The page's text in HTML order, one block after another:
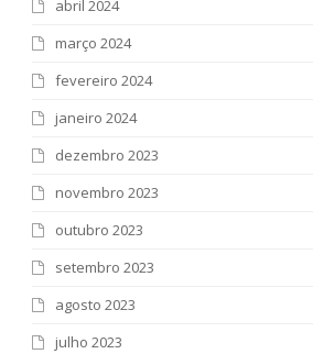
abril 2024
março 2024
fevereiro 2024
janeiro 2024
dezembro 2023
novembro 2023
outubro 2023
setembro 2023
agosto 2023
julho 2023